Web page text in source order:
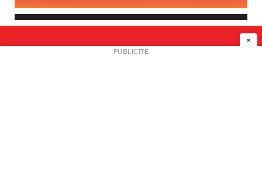
NEWSLETTER
×
PUBLICITÉ